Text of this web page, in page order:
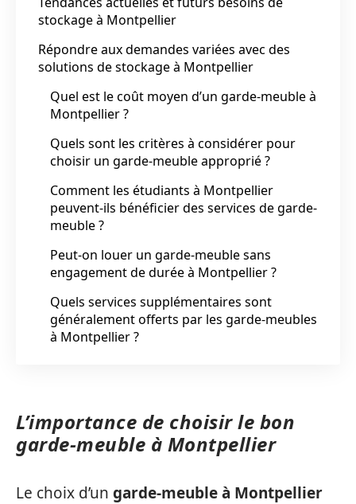
stockage à Montpellier
Répondre aux demandes variées avec des
solutions de stockage à Montpellier
Quel est le coût moyen d’un garde-meuble à
Montpellier ?
Quels sont les critères à considérer pour
choisir un garde-meuble approprié ?
Comment les étudiants à Montpellier
peuvent-ils bénéficier des services de garde-
meuble ?
Peut-on louer un garde-meuble sans
engagement de durée à Montpellier ?
Quels services supplémentaires sont
généralement offerts par les garde-meubles
à Montpellier ?
L’importance de choisir le bon
garde-meuble à Montpellier
Le choix d’un garde-meuble à Montpellier